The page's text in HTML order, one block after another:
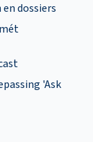
dossiers
'Ask